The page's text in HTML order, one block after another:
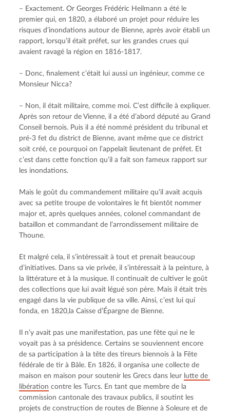
– Exactement. Or Georges Frédéric Heilmann a été le
premier qui, en 1820, a élaboré un projet pour réduire les
risques d’inondations autour de Bienne, après avoir établi un
rapport, lorsqu’il était préfet, sur les grandes crues qui
avaient ravagé la région en 1816-1817.
– Donc, finalement c’était lui aussi un ingénieur, comme ce
Monsieur Nicca?
– Non, il était militaire, comme moi. C’est difficile à expliquer.
Après son retour de Vienne, il a été d’abord député au Grand
Conseil bernois. Puis il a été nommé président du tribunal et
pré-3 fet du district de Bienne, avant même que ce district
soit créé, ce pourquoi on l’appelait lieutenant de préfet. Et
c’est dans cette fonction qu’il a fait son fameux rapport sur
les inondations.
Mais le goût du commandement militaire qu’il avait acquis
avec sa petite troupe de volontaires le fit bientôt nommer
major et, après quelques années, colonel commandant de
bataillon et commandant de l’arrondissement militaire de
Thoune.
Et malgré cela, il s’intéressait à tout et prenait beaucoup
d’initiatives. Dans sa vie privée, il s’intéressait à la peinture, à
la littérature et à la musique. Il continuait de cultiver le goût
des collections que lui avait légué son père. Mais il était très
engagé dans la vie publique de sa ville. Ainsi, c’est lui qui
fonda, en 1820,la Caisse d’Épargne de Bienne.
Il n’y avait pas une manifestation, pas une fête qui ne le
voyait pas à sa présidence. Certains se souviennent encore
de sa participation à la tête des tireurs biennois à la Fête
fédérale de tir à Bâle. En 1826, il organisa une collecte de
maison en maison pour soutenir les Grecs dans leur lutte de
libération contre les Turcs. En tant que membre de la
commission cantonale des travaux publics, il soutint les
projets de construction de routes de Bienne à Soleure et de